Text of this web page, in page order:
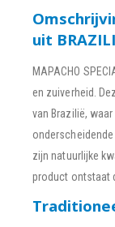
uit
MAPACHO
en zuiverheid.
van Brazilië,
zijn natuurlijke
product ontstaat